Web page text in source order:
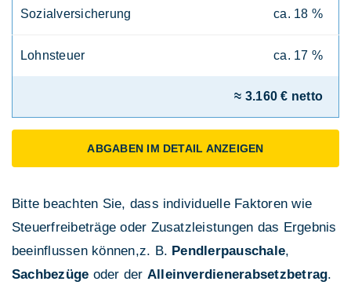
Sozialversicherung ca. 18 %
Lohnsteuer ca. 17 %
≈ 3.160 € netto
ABGABEN IM DETAIL ANZEIGEN
Bitte beachten Sie, dass individuelle Faktoren wie
Steuerfreibeträge oder Zusatzleistungen das Ergebnis
beeinflussen können,z. B. Pendlerpauschale,
Sachbezüge oder der Alleinverdienerabsetzbetrag.